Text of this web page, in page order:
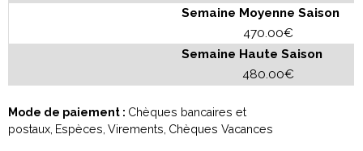
Semaine Moyenne Saison
470.00€
Semaine Haute Saison
480.00€
Mode de paiement : Chèques bancaires et
postaux Espèces Virements Chèques Vacances